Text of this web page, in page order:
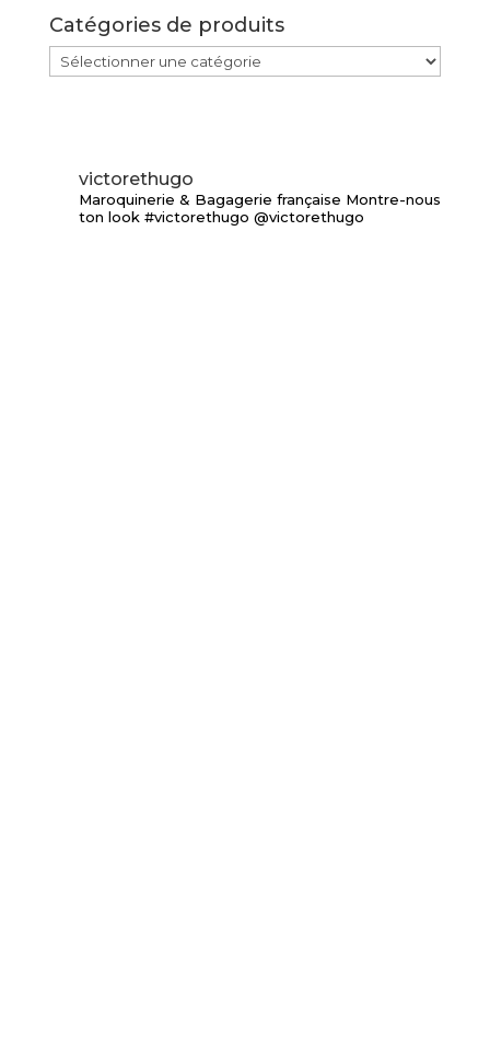
Catégories de produits
victorethugo
Maroquinerie & Bagagerie française Montre-nous
ton look #victorethugo @victorethugo